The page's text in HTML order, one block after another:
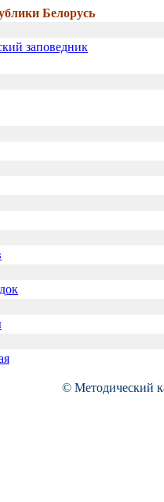
Белорусь
заповедник
© Методический